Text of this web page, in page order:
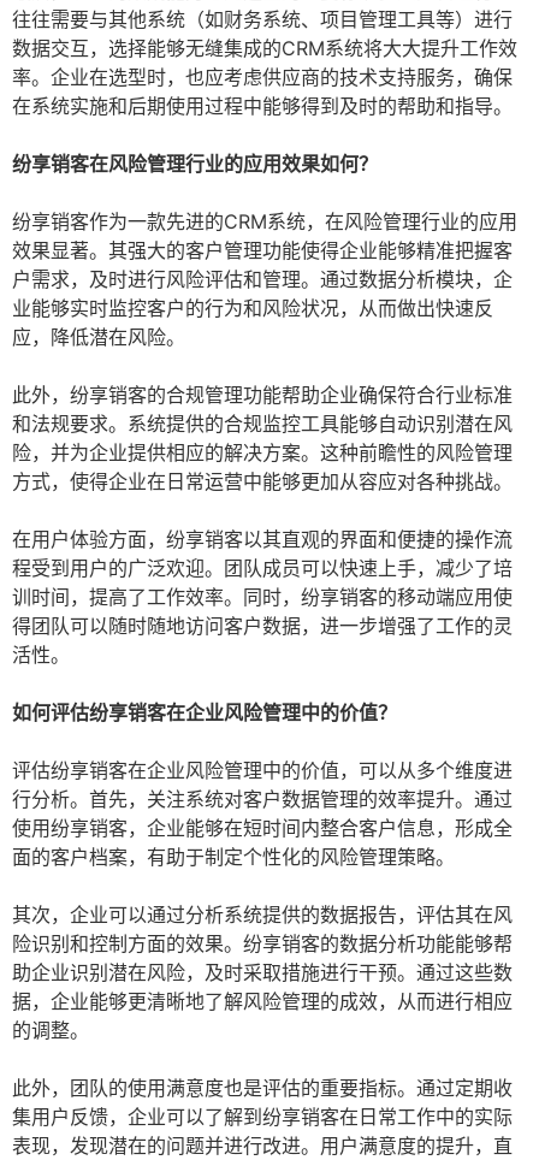
往往需要与其他系统（如财务系统、项目管理工具等）进行
数据交互，选择能够无缝集成的CRM系统将大大提升工作效
率。企业在选型时，也应考虑供应商的技术支持服务，确保
在系统实施和后期使用过程中能够得到及时的帮助和指导。
纷享销客在风险管理行业的应用效果如何？
纷享销客作为一款先进的CRM系统，在风险管理行业的应用
效果显著。其强大的客户管理功能使得企业能够精准把握客
户需求，及时进行风险评估和管理。通过数据分析模块，企
业能够实时监控客户的行为和风险状况，从而做出快速反
应，降低潜在风险。
此外，纷享销客的合规管理功能帮助企业确保符合行业标准
和法规要求。系统提供的合规监控工具能够自动识别潜在风
险，并为企业提供相应的解决方案。这种前瞻性的风险管理
方式，使得企业在日常运营中能够更加从容应对各种挑战。
在用户体验方面，纷享销客以其直观的界面和便捷的操作流
程受到用户的广泛欢迎。团队成员可以快速上手，减少了培
训时间，提高了工作效率。同时，纷享销客的移动端应用使
得团队可以随时随地访问客户数据，进一步增强了工作的灵
活性。
如何评估纷享销客在企业风险管理中的价值？
评估纷享销客在企业风险管理中的价值，可以从多个维度进
行分析。首先，关注系统对客户数据管理的效率提升。通过
使用纷享销客，企业能够在短时间内整合客户信息，形成全
面的客户档案，有助于制定个性化的风险管理策略。
其次，企业可以通过分析系统提供的数据报告，评估其在风
险识别和控制方面的效果。纷享销客的数据分析功能能够帮
助企业识别潜在风险，及时采取措施进行干预。通过这些数
据，企业能够更清晰地了解风险管理的成效，从而进行相应
的调整。
此外，团队的使用满意度也是评估的重要指标。通过定期收
集用户反馈，企业可以了解到纷享销客在日常工作中的实际
表现，发现潜在的问题并进行改进。用户满意度的提升，直